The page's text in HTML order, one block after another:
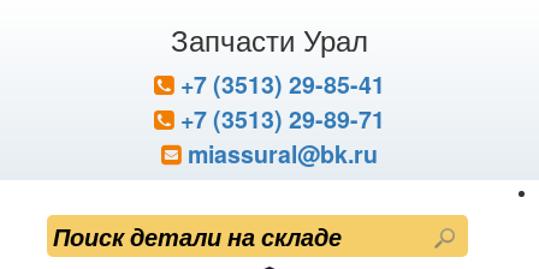
Запчасти Урал
+7 (3513) 29-85-41
+7 (3513) 29-89-71
miassural@bk.ru